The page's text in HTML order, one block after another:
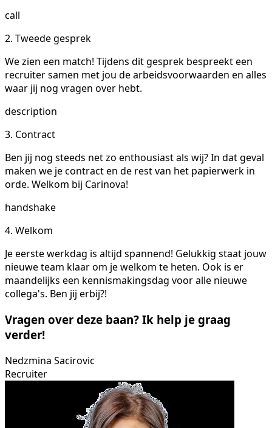
call
2. Tweede gesprek
We zien een match! Tijdens dit gesprek bespreekt een
recruiter samen met jou de arbeidsvoorwaarden en alles
waar jij nog vragen over hebt.
description
3. Contract
Ben jij nog steeds net zo enthousiast als wij? In dat geval
maken we je contract en de rest van het papierwerk in
orde. Welkom bij Carinova!
handshake
4. Welkom
Je eerste werkdag is altijd spannend! Gelukkig staat jouw
nieuwe team klaar om je welkom te heten. Ook is er
maandelijks een kennismakingsdag voor alle nieuwe
collega's. Ben jij erbij?!
Vragen over deze baan? Ik help je graag
verder!
Nedzmina Sacirovic
Recruiter